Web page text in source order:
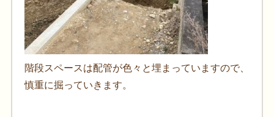
階段スペースは配管が色々と埋まっていますので、
慎重に掘っていきます。